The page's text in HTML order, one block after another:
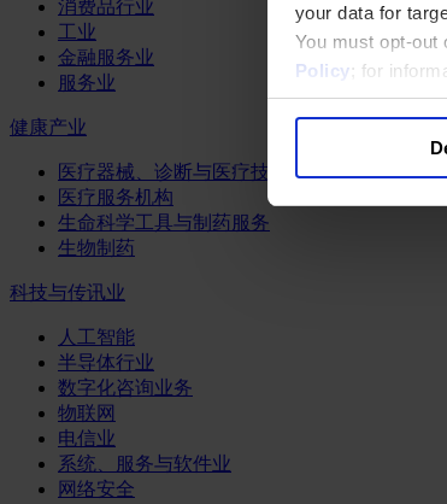
your data for
You must opt-out
Policy; for
消费品行业
工业
金融服务业
服务业
健康产业
医疗器械、诊断与医疗技术
医疗服务机构
生命科学工具与制药服务
生物制药
科技与传讯业
人工智能
半导体行业
数字化咨询业务
物联网
电信业
系统、服务与软件业
网络安全